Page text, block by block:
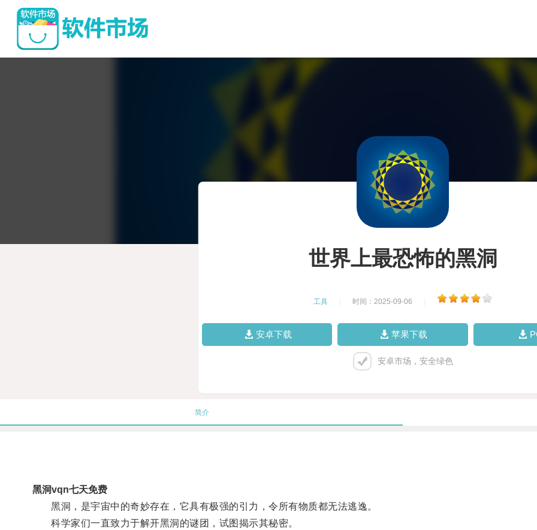
世界上最恐怖的黑洞
工具 时间：2025-09-06
安卓下载 苹果下载
安卓市场，安全绿色
简介
黑洞vqn七天免费
黑洞，是宇宙中的奇妙存在，它具有极强的引力，令所有物质都无法逃逸。
科学家们一直致力于解开黑洞的谜团，试图揭示其秘密。